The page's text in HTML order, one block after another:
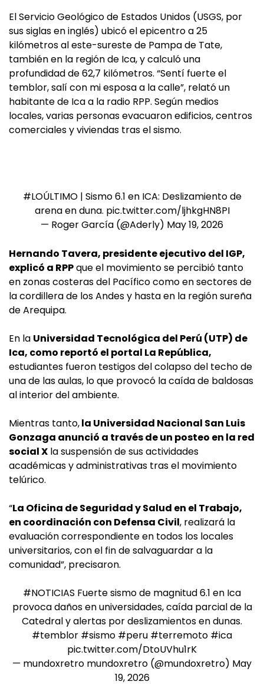
El Servicio Geológico de Estados Unidos (USGS, por
sus siglas en inglés) ubicó el epicentro a 25
kilómetros al este-sureste de Pampa de Tate,
también en la región de Ica, y calculó una
profundidad de 62,7 kilómetros. “Sentí fuerte el
temblor, salí con mi esposa a la calle”, relató un
habitante de Ica a la radio RPP. Según medios
locales, varias personas evacuaron edificios, centros
comerciales y viviendas tras el sismo.
#LOÚLTIMO| Sismo 6.1 en ICA: Deslizamiento de
arena en duna. pic.twitter.com/ljhkgHN8PI
— Roger García (@Aderly) May 19, 2026
Hernando Tavera, presidente ejecutivo del IGP,
explicó a RPPque el movimiento se percibió tanto
en zonas costeras del Pacífico como en sectores de
la cordillera de los Andes y hasta en la región sureña
de Arequipa.
En la Universidad Tecnológica del Perú (UTP) de
Ica, como reportó el portal La República,
estudiantes fueron testigos del colapso del techo de
una de las aulas, lo que provocó la caída de baldosas
al interior del ambiente.
Mientras tanto,la Universidad Nacional San Luis
Gonzaga anunció a través de un posteo en la red
social X la suspensión de sus actividades
académicas y administrativas tras el movimiento
telúrico.
“La Oficina de Seguridad y Salud en el Trabajo,
en coordinación con Defensa Civil, realizará la
evaluación correspondiente en todos los locales
universitarios, con el fin de salvaguardar a la
comunidad”, precisaron.
#NOTICIAS Fuerte sismo de magnitud 6.1 en Ica
provoca daños en universidades, caída parcial de la
Catedral y alertas por deslizamientos en dunas.
#temblor #sismo #peru #terremoto #ica
pic.twitter.com/DtoUVhu1rK
— mundoxretro mundoxretro (@mundoxretro) May
19, 2026